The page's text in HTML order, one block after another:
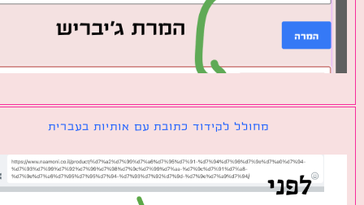
מחולל לקידוד כתובת עם אותיות בעברית